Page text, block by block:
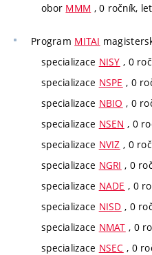
obor MMM , 0 ročník,
Program MITAI
specializace NISY , 0
specializace NSPE , 0
specializace NBIO , 0
specializace NSEN , 0
specializace NVIZ , 0
specializace NGRI , 0
specializace NADE , 0
specializace NISD , 0
specializace NMAT , 0
specializace NSEC , 0